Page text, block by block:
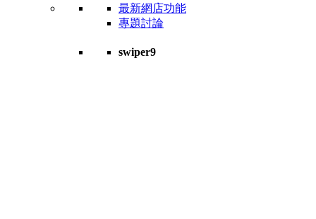
最新網店功能
專題討論
swiper9